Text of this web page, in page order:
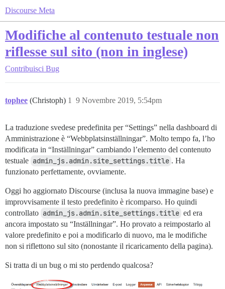
Discourse Meta
Modifiche al contenuto testuale non
riflesse sul sito (non in inglese)
Contribuisci Bug
tophee (Christoph) 9 Novembre 2019, 5:54pm
1
La traduzione svedese predefinita per “Settings” nella dashboard di
Amministrazione è “Webbplatsinställningar”. Molto tempo fa, l’ho
modificata in “Inställningar” cambiando l’elemento del contenuto
testuale admin_js.admin.site_settings.title . Ha
funzionato perfettamente, ovviamente.
Oggi ho aggiornato Discourse (inclusa la nuova immagine base) e
improvvisamente il testo predefinito è ricomparso. Ho quindi
controllato admin_js.admin.site_settings.title ed era
ancora impostato su “Inställningar”. Ho provato a reimpostarlo al
valore predefinito e poi a modificarlo di nuovo, ma le modifiche
non si riflettono sul sito (nonostante il ricaricamento della pagina).
Si tratta di un bug o mi sto perdendo qualcosa?